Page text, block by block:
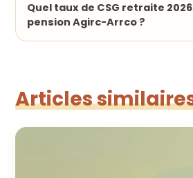
Quel taux de CSG retraite
pension Agirc-Arrco ?
Articles